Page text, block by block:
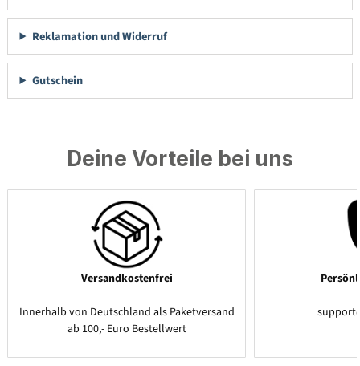
Reklamation und Widerruf
Gutschein
Deine Vorteile bei uns
Versandkostenfrei
Innerhalb von Deutschland als Paketversand
ab 100,- Euro Bestellwert